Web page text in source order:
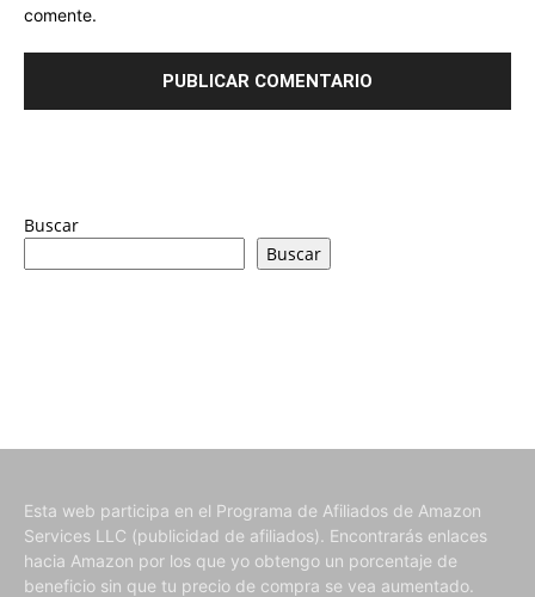
comente.
Buscar
Buscar
Esta web participa en el Programa de Afiliados de Amazon
Services LLC (publicidad de afiliados). Encontrarás enlaces
hacia Amazon por los que yo obtengo un porcentaje de
beneficio sin que tu precio de compra se vea aumentado.